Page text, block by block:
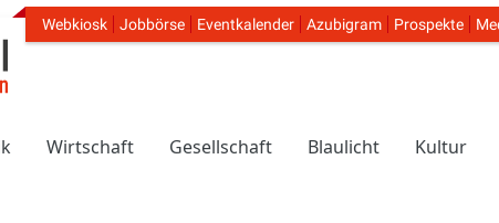
Header Navigation
Webkiosk Jobbörse Eventkalender Azubigram Prospekte
Wirtschaft Gesellschaft Blaulicht Kultur